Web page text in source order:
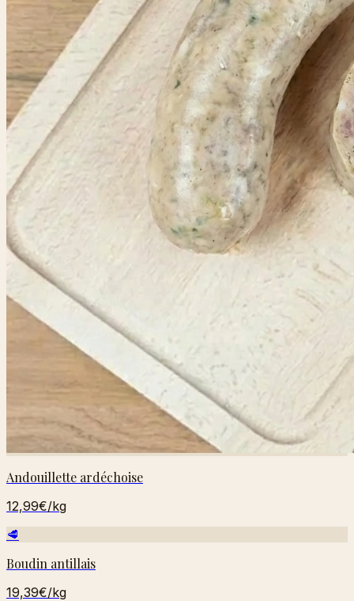
Andouillette ardéchoise
12,99€/kg
🥩
Boudin antillais
19,39€/kg